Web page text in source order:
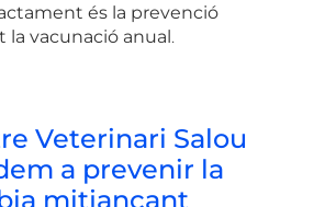
és la prevenció
la vacunació anual.
Veterinari Salou
a prevenir la
mitjançant